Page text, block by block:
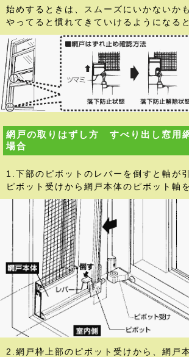
始めするときは、スムーズにいかないか
やってると慣れてきていけるようになる
網戸の取りはずし方 すべり出し窓用
場合
1.下部のピボットのレバーを倒すと軸が
ピボット受けから網戸本体のピボット軸
2.網戸枠上部のピボット受けから、網戸